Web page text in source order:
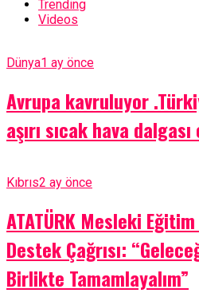
Trending
Videos
Dünya1 ay önce
Avrupa kavruluyor
aşırı sıcak hava
Kıbrıs2 ay önce
ATATÜRK Mesleki
Destek Çağrısı:
Birlikte Tamamlayalım”